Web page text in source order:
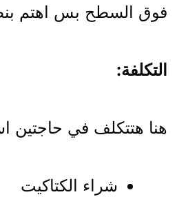
فوق السطح بس اهتم
التكلفة:
هنا هتتكلف في حاجتين
شراء الكتاكيت